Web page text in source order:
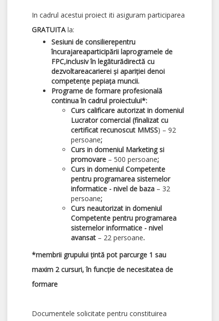
In cadrul acestui proiect iti asiguram participarea
GRATUITAla:
Sesiuni de consilierepentru
încurajareaparticipării laprogramele de
FPC,inclusiv în legăturădirectă cu
dezvoltareacarierei și apariției denoi
competențe pepiața muncii.
Programe de formare profesională
continuaîn cadrul proiectului*:
Curs calificare autorizat in domeniul
Lucrator comercial (finalizat cu
certificat recunoscut MMSS) – 92
persoane;
Curs in domeniul Marketing si
promovare – 500 persoane;
Curs in domeniul Competente
pentru programarea sistemelor
informatice - nivel de baza – 32
persoane;
Curs neautorizat in domeniul
Competente pentru programarea
sistemelor informatice - nivel
avansat – 22 persoane.
*membrii grupului țintă pot parcurge 1 sau
maxim 2 cursuri, în funcție de necesitatea de
formare
Documentele solicitate pentru constituirea